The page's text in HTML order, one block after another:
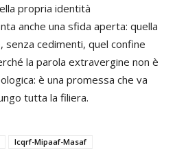
propria identità
anche una sfida aperta: quella
senza cedimenti, quel confine
la parola extravergine non è
è una promessa che va
tutta la filiera.
Icqrf-Mipaaf-Masaf